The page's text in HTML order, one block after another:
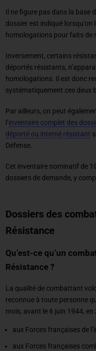
Il ne figure pas dans la base
dossier est indiqué
homologations pour faits de
Inversement, certains
déportés résistants,
homologations. Il est donc
systématiquement ces deux
Par ailleurs, on peut
l’inventaire complet des
déporté ou interné résistant
Défense.
Cet inventaire nominatif de
dossiers de demande, y
Dossiers des
Résistance
Qu’est-ce qu’un
Résistance ?
La qualité de combattant
reconnue à toute personne
mois, avant le 6 juin 1944, en
aux Forces françaises de
aux Forces françaises